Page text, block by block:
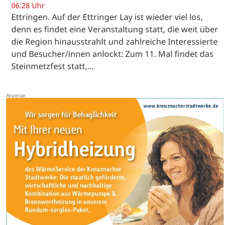
06:28 Uhr
Ettringen. Auf der Ettringer Lay ist wieder viel los,
denn es findet eine Veranstaltung statt, die weit über
die Region hinausstrahlt und zahlreiche Interessierte
und Besucher/innen anlockt: Zum 11. Mal findet das
Steinmetzfest statt,…